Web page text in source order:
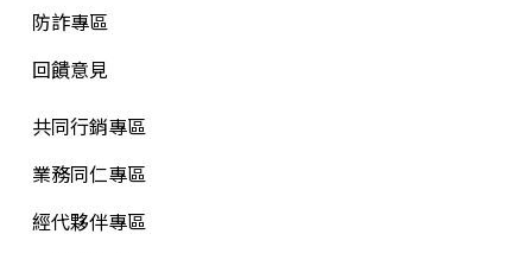
防詐專區
回饋意見
共同行銷專區
業務同仁專區
經代夥伴專區